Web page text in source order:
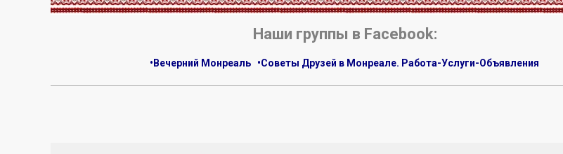
Наши группы в Facebook:
•Вечерний Монреаль •Советы Друзей в Монреале. Работа-Услуги-Объявления